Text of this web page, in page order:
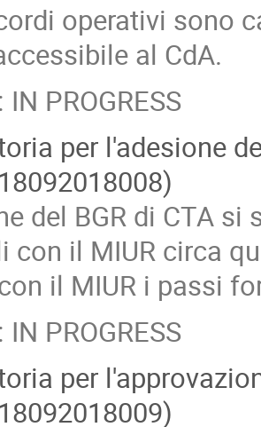
operativi sono
al CdA.
PROGRESS
per l'adesione
del BGR di CTA
con il MIUR circa
il MIUR i passi
PROGRESS
per